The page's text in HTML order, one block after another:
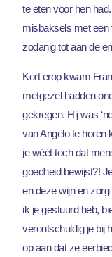
te eten voor hen
misbaksels met een
zodanig tot aan de
Kort erop kwam
metgezel hadden
gekregen. Hij was
van Angelo te horen
je wéét toch dat
goedheid bewijst?!
en deze wijn en zorg
ik je gestuurd heb,
verontschuldig je bij
op aan dat ze